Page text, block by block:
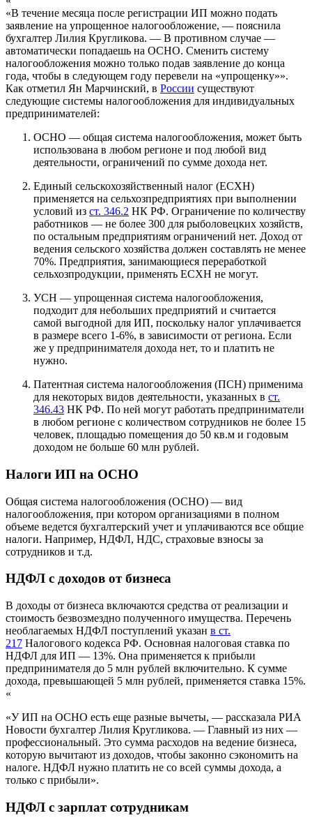
«В течение месяца после регистрации ИП можно подать
заявление на упрощенное налогообложение, — пояснила
бухгалтер Лилия Кругликова. — В противном случае —
автоматически попадаешь на ОСНО. Сменить систему
налогообложения можно только подав заявление до конца
года, чтобы в следующем году перевели на «упрощенку»».
Как отметил Ян Марчинский, в России существуют
следующие системы налогообложения для индивидуальных
предпринимателей:
ОСНО — общая система налогообложения, может быть
использована в любом регионе и под любой вид
деятельности, ограничений по сумме дохода нет.
Единый сельскохозяйственный налог (ЕСХН)
применяется на сельхозпредприятиях при выполнении
условий из ст. 346.2 НК РФ. Ограничение по количеству
работников — не более 300 для рыболовецких хозяйств,
по остальным предприятиям ограничений нет. Доход от
ведения сельского хозяйства должен составлять не менее
70%. Предприятия, занимающиеся переработкой
сельхозпродукции, применять ЕСХН не могут.
УСН — упрощенная система налогообложения,
подходит для небольших предприятий и считается
самой выгодной для ИП, поскольку налог уплачивается
в размере всего 1-6%, в зависимости от региона. Если
же у предпринимателя дохода нет, то и платить не
нужно.
Патентная система налогообложения (ПСН) применима
для некоторых видов деятельности, указанных в ст.
346.43 НК РФ. По ней могут работать предприниматели
в любом регионе с количеством сотрудников не более 15
человек, площадью помещения до 50 кв.м и годовым
доходом не больше 60 млн рублей.
Налоги ИП на ОСНО
Общая система налогообложения (ОСНО) — вид
налогообложения, при котором организациями в полном
объеме ведется бухгалтерский учет и уплачиваются все общие
налоги. Например, НДФЛ, НДС, страховые взносы за
сотрудников и т.д.
НДФЛ с доходов от бизнеса
В доходы от бизнеса включаются средства от реализации и
стоимость безвозмездно полученного имущества. Перечень
необлагаемых НДФЛ поступлений указан в ст.
217 Налогового кодекса РФ. Основная налоговая ставка по
НДФЛ для ИП — 13%. Она применяется к прибыли
предпринимателя до 5 млн рублей включительно. К сумме
дохода, превышающей 5 млн рублей, применяется ставка 15%.
«
«У ИП на ОСНО есть еще разные вычеты, — рассказала РИА
Новости бухгалтер Лилия Кругликова. — Главный из них —
профессиональный. Это сумма расходов на ведение бизнеса,
которую вычитают из доходов, чтобы законно сэкономить на
налоге. НДФЛ нужно платить не со всей суммы дохода, а
только с прибыли».
НДФЛ с зарплат сотрудникам